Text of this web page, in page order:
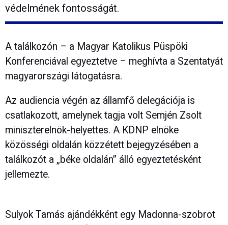
védelmének fontosságát.
A találkozón – a Magyar Katolikus Püspöki
Konferenciával egyeztetve – meghívta a Szentatyát
magyarországi látogatásra.
Az audiencia végén az államfő delegációja is
csatlakozott, amelynek tagja volt Semjén Zsolt
miniszterelnök-helyettes. A KDNP elnöke
közösségi oldalán közzétett bejegyzésében a
találkozót a „béke oldalán” álló egyeztetésként
jellemezte.
Sulyok Tamás ajándékként egy Madonna-szobrot